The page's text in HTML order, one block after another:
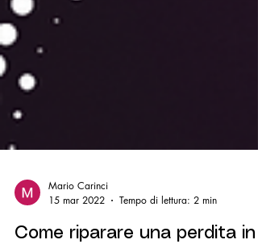
Mario Carinci
15 mar 2022
Tempo di lettura: 2 min